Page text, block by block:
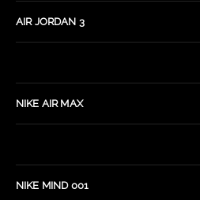
AIR JORDAN 3
NIKE AIR MAX
NIKE MIND 001